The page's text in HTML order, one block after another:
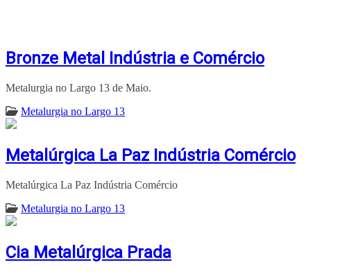
Bronze Metal Indústria e Comércio
Metalurgia no Largo 13 de Maio.
Metalurgia no Largo 13
Metalúrgica La Paz Indústria Comércio
Metalúrgica La Paz Indústria Comércio
Metalurgia no Largo 13
Cia Metalúrgica Prada